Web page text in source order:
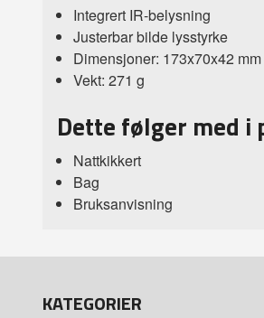
Integrert IR-belysning
Justerbar bilde lysstyrke
Dimensjoner: 173x70x42 mm
Vekt: 271 g
Dette følger med i
Nattkikkert
Bag
Bruksanvisning
KATEGORIER